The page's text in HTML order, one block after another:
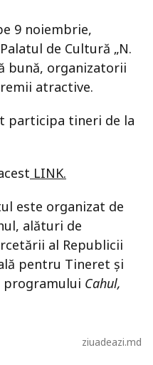
9 noiembrie,
de Cultură „N.
bună, organizatorii
atractive.
participa tineri de la
LINK.
este organizat de
alături de
al Republicii
pentru Tineret și
programului Cahul,
ziuadeazi.md